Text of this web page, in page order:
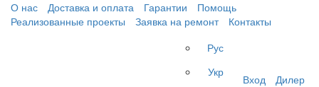
О нас Доставка и оплата Гарантии
Помощь
Реализованные проекты
Заявка на ремонт
Контакты
Рус
Укр
Вход Дилер